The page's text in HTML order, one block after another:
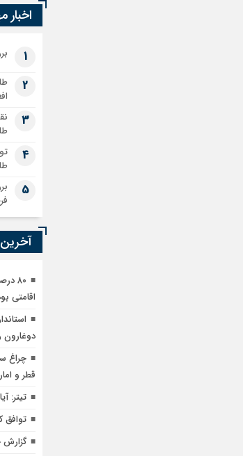
اخبار
1
2
3
4
5
آخرین
۸۰
اقامتی
دوغارون
چراغ
قطر و
تیتر:
توافق
گزارش